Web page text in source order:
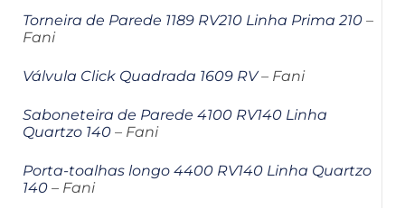
Torneira de Parede 1189 RV210 Linha Prima 210 –
Fani
Válvula Click Quadrada 1609 RV– Fani
Saboneteira de Parede 4100 RV140 Linha
Quartzo 140 – Fani
Porta-toalhas longo 4400 RV140 Linha Quartzo
140 – Fani